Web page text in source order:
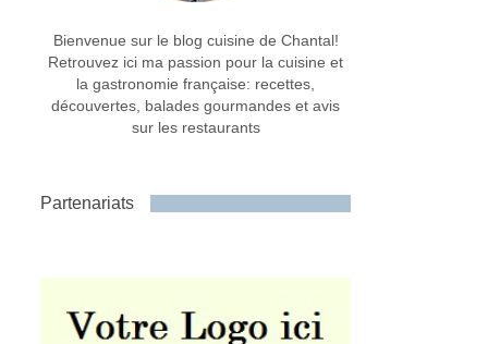
Bienvenue sur le blog cuisine de Chantal!
Retrouvez ici ma passion pour la cuisine et
la gastronomie française: recettes,
découvertes, balades gourmandes et avis
sur les restaurants
Partenariats